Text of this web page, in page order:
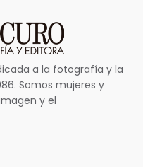
a la fotografía y la
Somos mujeres y
y el